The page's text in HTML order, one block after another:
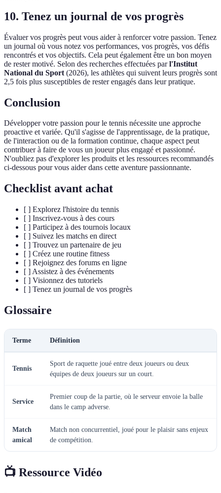
10. Tenez un journal de vos progrès
Évaluer vos progrès peut vous aider à renforcer votre passion. Tenez
un journal où vous notez vos performances, vos progrès, vos défis
rencontrés et vos objectifs. Cela peut également être un bon moyen
de rester motivé. Selon des recherches effectuées parl'Institut
National du Sport (2026), les athlètes qui suivent leurs progrès sont
2,5 fois plus susceptibles de rester engagés dans leur pratique.
Conclusion
Développer votre passion pour le tennis nécessite une approche
proactive et variée. Qu'il s'agisse de l'apprentissage, de la pratique,
de l'interaction ou de la formation continue, chaque aspect peut
contribuer à faire de vous un joueur plus engagé et passionné.
N'oubliez pas d'explorer les produits et les ressources recommandés
ci-dessous pour vous aider dans cette aventure passionnante.
Checklist avant achat
[ ] Explorez l'histoire du tennis
[ ] Inscrivez-vous à des cours
[ ] Participez à des tournois locaux
[ ] Suivez les matchs en direct
[ ] Trouvez un partenaire de jeu
[ ] Créez une routine fitness
[ ] Rejoignez des forums en ligne
[ ] Assistez à des événements
[ ] Visionnez des tutoriels
[ ] Tenez un journal de vos progrès
Glossaire
Terme Définition
Tennis
Sport de raquette joué entre deux joueurs ou deux
équipes de deux joueurs sur un court.
Service
Premier coup de la partie, où le serveur envoie la balle
dans le camp adverse.
Match
amical
Match non concurrentiel, joué pour le plaisir sans enjeux
de compétition.
📺 Ressource Vidéo